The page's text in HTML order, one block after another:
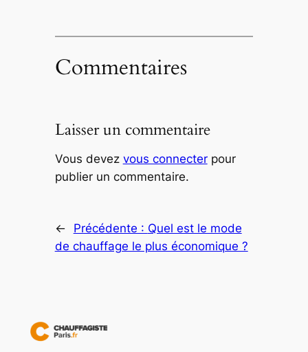
Commentaires
Laisser un commentaire
Vous devez vous connecterpour
publier un commentaire.
← Précédente : Quel est le mode
de chauffage le plus économique ?